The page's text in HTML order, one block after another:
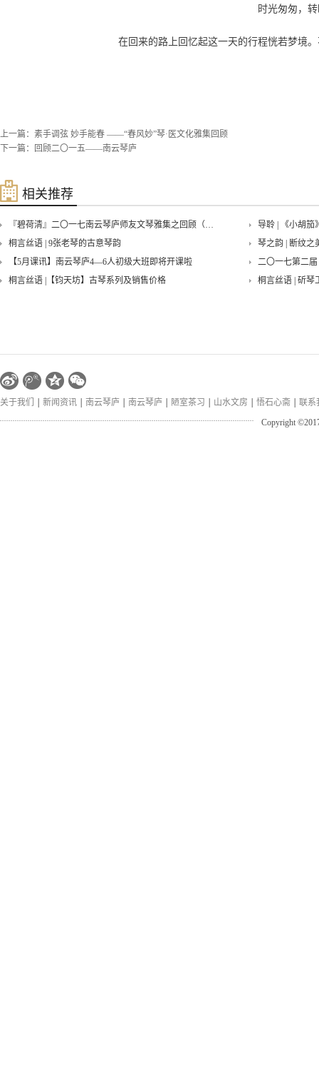
时光匆匆，
在回来的路上回忆起这一天的行程恍若梦境
上一篇： 素手调弦 妙手能春 ——“春风妙”琴·医文化雅集回顾
下一篇：
回顾二〇一五——南云琴庐
相关推荐
『碧荷清』二〇一七南云琴庐师友文琴雅集之回顾（一）
导聆 | 《小胡
桐言丝语 | 9张老琴的古意琴韵
琴之韵 | 断纹之
【5月课讯】南云琴庐4—6人初级大班即将开课啦
二〇一七第二
桐言丝语 |【钧天坊】古琴系列及销售价格
桐言丝语 | 斫琴
关于我们 新闻资讯 南云琴庐 南云琴庐 陋室茶习 山水文房 悟石心斋
联系
Copyright